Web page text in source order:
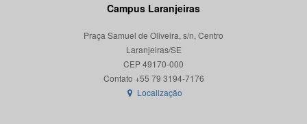
Campus Laranjeiras
Praça Samuel de Oliveira, s/n, Centro
Laranjeiras/SE
CEP 49170-000
Localização